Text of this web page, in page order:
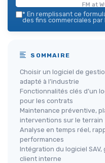
FM at
* En remplissant ce
des fins commerciales par
SOMMAIRE
Choisir un logiciel de
adapté à l’industrie
Fonctionnalités clés d’un
pour les contrats
Maintenance préventive,
interventions sur le terrain
Analyse en temps réel,
performances
Intégration du logiciel
client interne